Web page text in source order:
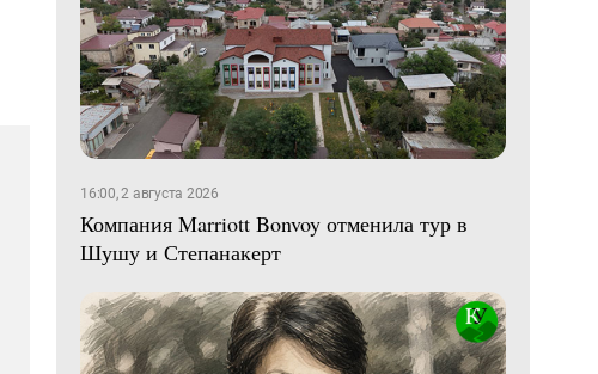
16:00, 2 августа 2026
Компания Marriott Bonvoy отменила тур в
Шушу и Степанакерт